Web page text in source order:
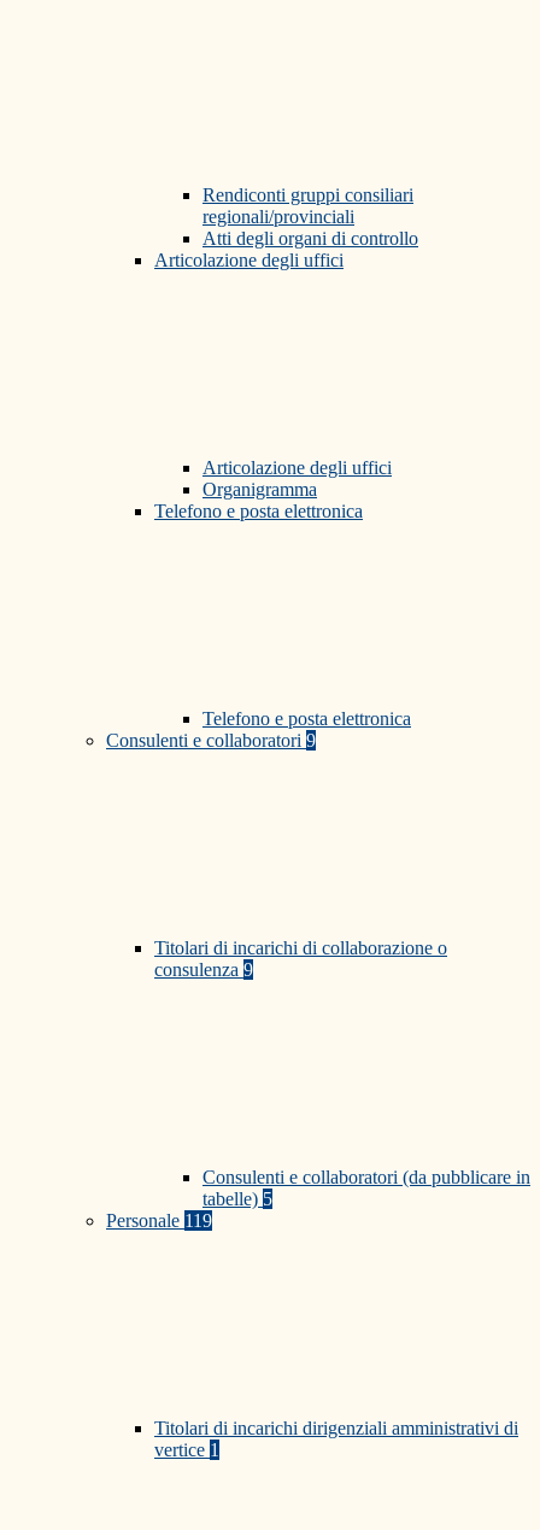
Rendiconti gruppi consiliari
regionali/provinciali
Atti degli organi di controllo
Articolazione degli uffici
Articolazione degli uffici
Organigramma
Telefono e posta elettronica
Telefono e posta elettronica
Consulenti e collaboratori 9
Titolari di incarichi di collaborazione o
consulenza 9
Consulenti e collaboratori (da pubblicare in
tabelle) 5
Personale 119
Titolari di incarichi dirigenziali amministrativi di
vertice 1